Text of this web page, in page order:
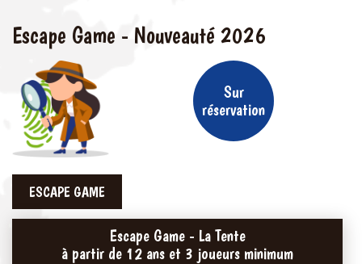
Escape Game - Nouveauté 2026
Sur
réservation
ESCAPE GAME
Escape Game - La Tente
à partir de 12 ans et 3 joueurs minimum